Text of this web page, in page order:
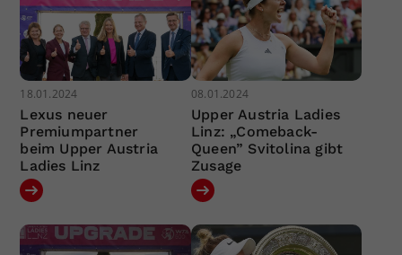
18.01.2024
Lexus neuer
Premiumpartner
beim Upper Austria
Ladies Linz
08.01.2024
Upper Austria Ladies
Linz: „Comeback-
Queen” Svitolina gibt
Zusage